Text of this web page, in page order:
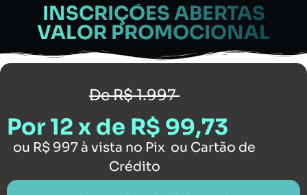
INSCRIÇÕES ABERTAS
VALOR PROMOCIONAL
De R$ 1.997
Por 12 x de R$ 99,73
ou R$ 997 à vista no Pix ou Cartão de
Crédito